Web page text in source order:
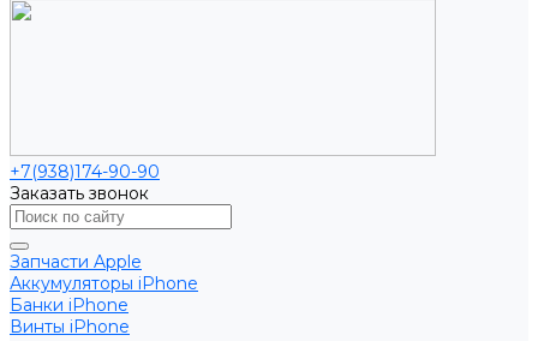
+7(938)174-90-90
Заказать звонок
Запчасти Apple
Аккумуляторы iPhone
Банки iPhone
Винты iPhone